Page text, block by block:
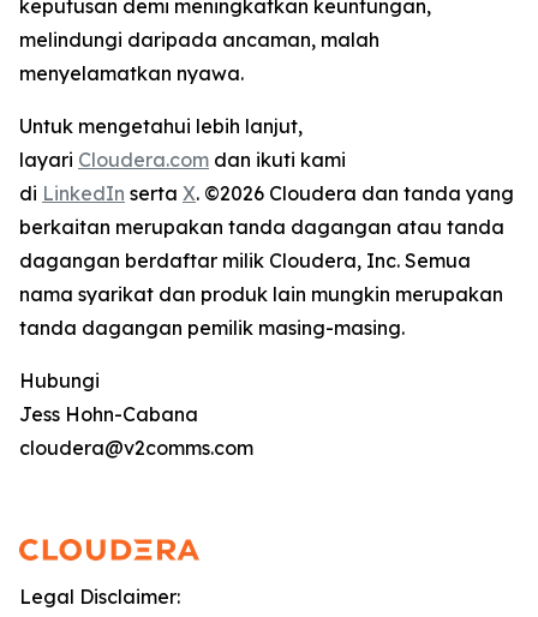
keputusan demi meningkatkan keuntungan,
melindungi daripada ancaman, malah
menyelamatkan nyawa.
Untuk mengetahui lebih lanjut,
layari Cloudera.com dan ikuti kami
di LinkedIn serta X. ©2026 Cloudera dan tanda yang
berkaitan merupakan tanda dagangan atau tanda
dagangan berdaftar milik Cloudera, Inc. Semua
nama syarikat dan produk lain mungkin merupakan
tanda dagangan pemilik masing-masing.
Hubungi
Jess Hohn-Cabana
cloudera@v2comms.com
Legal Disclaimer: